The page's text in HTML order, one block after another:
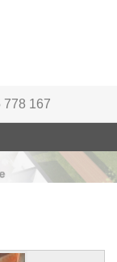
778 167